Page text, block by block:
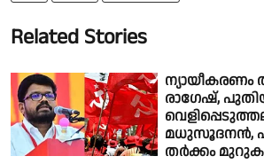
Related Stories
ന്യായീകരണം
രാഗേഷ്,
മധുസൂദനൻ,
തർക്കം